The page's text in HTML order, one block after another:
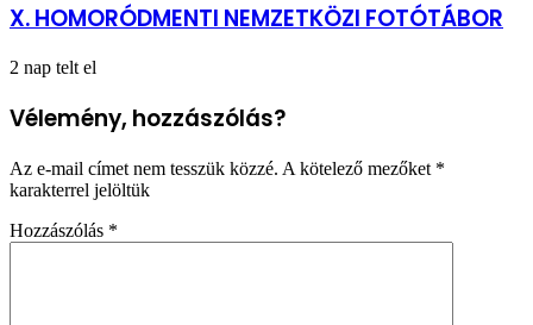
X. HOMORÓDMENTI NEMZETKÖZI FOTÓTÁBOR
2 nap telt el
Vélemény, hozzászólás?
Az e-mail címet nem tesszük közzé. A kötelező mezőket *
karakterrel jelöltük
Hozzászólás *